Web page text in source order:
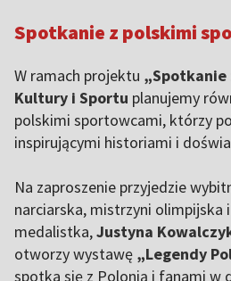
Spotkanie z polskimi
W ramach projektu „Spotkanie
Kultury i Sportu planujemy
polskimi sportowcami, którzy
inspirującymi historiami i
Na zaproszenie przyjedzie
narciarska, mistrzyni olimpijska
medalistka,Justyna
otworzy wystawę „Legendy
spotka się z Polonią i fanami w